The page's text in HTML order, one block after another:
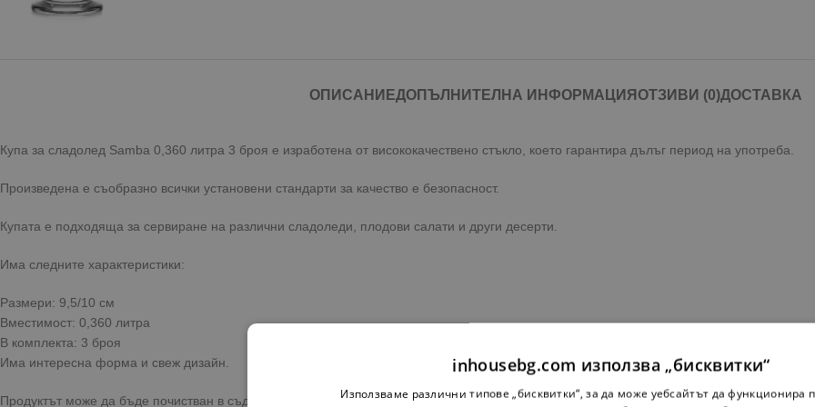
ОПИСАНИЕДОПЪЛНИТЕЛНА ИНФОРМАЦИЯ ОТЗИВИ (0)ДОСТАВКА
Купа за сладолед Samba 0,360 литра 3 броя е изработена от висококачествено стъкло, което гарантира дълъг период на употреба.
Произведена е съобразно всички установени стандарти за качество е безопасност.
Купата е подходяща за сервиране на различни сладоледи, плодови салати и други десерти.
Има следните характеристики:
Размери: 9,5/10 см
Вместимост: 0,360 литра
В комплекта: 3 броя
Има интересна форма и свеж дизайн.
Продуктът може да бъде почистван в съдомиялна машина.
inhousebg.com използва „бисквитки“
Използваме различни типове „бисквитки“, за да може уебсайтът да функционира